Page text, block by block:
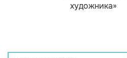
художника»